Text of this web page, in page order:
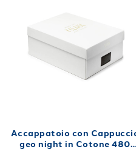
Accappatoio con
geo night in Cotone 480